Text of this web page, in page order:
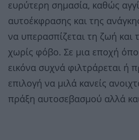
ευρύτερη σημασία, καθώς
αυτοέκφρασης και της
να υπερασπίζεται τη ζωή και
χωρίς φόβο. Σε μια εποχή
εικόνα συχνά φιλτράρεται ή
επιλογή να μιλά κανείς
πράξη αυτοσεβασμού αλλά